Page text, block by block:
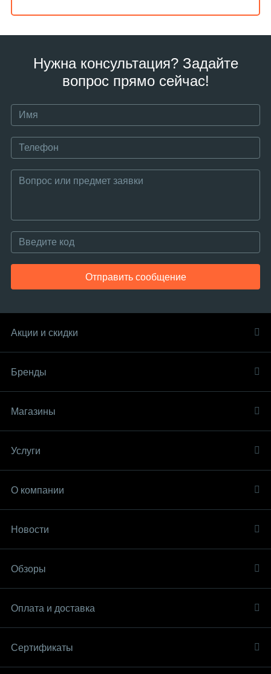
Нужна консультация? Задайте
вопрос прямо сейчас!
Отправить сообщение
Акции и скидки
Бренды
Магазины
Услуги
О компании
Новости
Обзоры
Оплата и доставка
Сертификаты